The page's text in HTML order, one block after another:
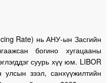
Rate) нь АНУ-ын Засгийн
богино хугацааны
суурь хүү юм. LIBOR
зээл, санхүүжилтийн